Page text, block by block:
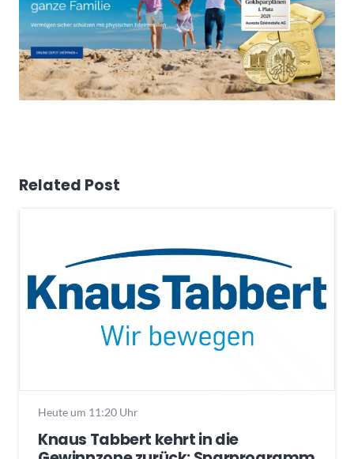
Related Post
Heute um 11:20 Uhr
Knaus Tabbert kehrt in die